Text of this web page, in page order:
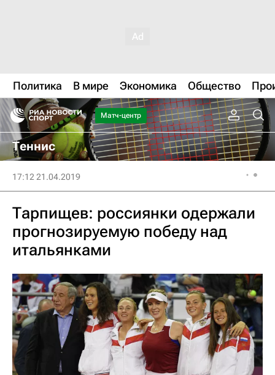
Политика В мире Экономика Общество
Матч-центр
Теннис
17:12 21.04.2019
Тарпищев: россиянки одержали
прогнозируемую победу над
итальянками